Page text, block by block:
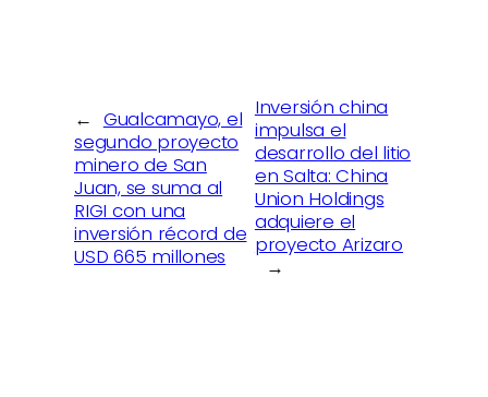
← Gualcamayo, el
segundo proyecto
minero de San
Juan, se suma al
RIGI con una
inversión récord de
USD 665 millones
Inversión china
impulsa el
desarrollo del litio
en Salta: China
Union Holdings
adquiere el
proyecto Arizaro
→